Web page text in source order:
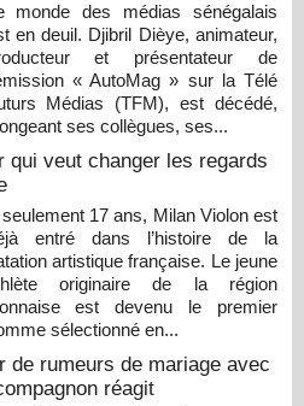
monde des médias sénégalais
en deuil. Djibril Dièye, animateur,
et présentateur de
« AutoMag » sur la Télé
Médias (TFM), est décédé,
ses collègues, ses...
qui veut changer les regards
17 ans, Milan Violon est
entré dans l’histoire de la
artistique française. Le jeune
originaire de la région
est devenu le premier
sélectionné en...
rumeurs de mariage avec
réagit